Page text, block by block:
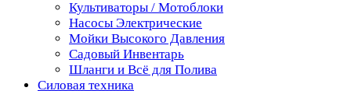
Культиваторы / Мотоблоки
Насосы Электрические
Мойки Высокого Давления
Садовый Инвентарь
Шланги и Всё для Полива
Силовая техника